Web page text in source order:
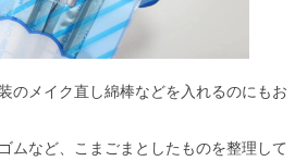
のメイク直し綿棒などを入れるのにもお
ムなど、こまごまとしたものを整理して